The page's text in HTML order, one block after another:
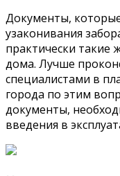
Документы,
узаконивания
практически такие
дома. Лучше
специалистами в
города по этим
документы,
введения в